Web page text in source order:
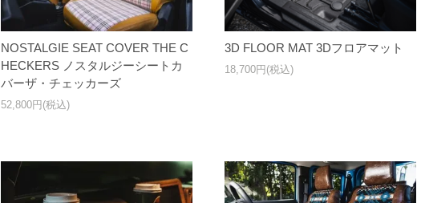
NOSTALGIE SEAT COVER THE C
HECKERS ノスタルジーシートカ
バーザ・チェッカーズ
52,800円(税込)
3D FLOOR MAT 3Dフロアマット
18,700円(税込)